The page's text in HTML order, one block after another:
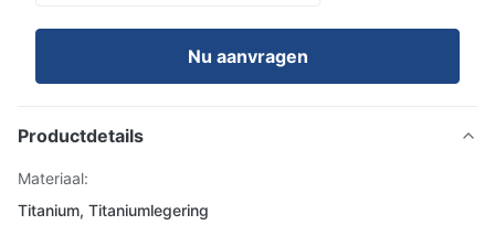
Nu aanvragen
Productdetails
Materiaal:
Titanium, Titaniumlegering